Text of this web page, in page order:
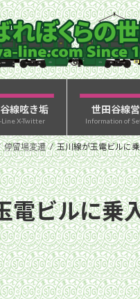
線呟き垢
Line X-Twitter
世田谷線
Information of
停留場変遷 玉川線が玉電ビルに
電ビルに乗